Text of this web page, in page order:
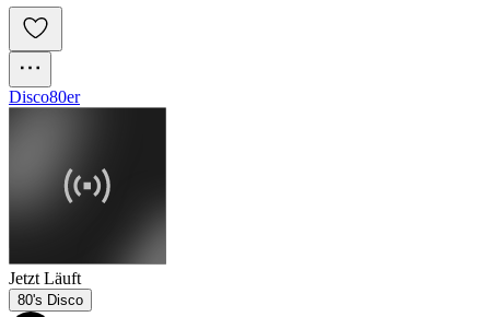
Disco80er
Jetzt Läuft
80's Disco